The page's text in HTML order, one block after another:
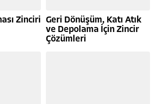
Zinciri Geri Dönüşüm, Katı Atık
ve Depolama İçin Zincir
Çözümleri